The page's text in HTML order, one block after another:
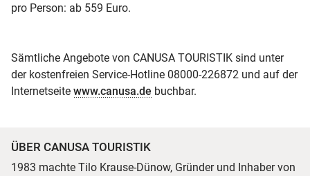
pro Person: ab 559 Euro.
Sämtliche Angebote von CANUSA TOURISTIK sind unter
der kostenfreien Service-Hotline 08000-226872 und auf der
Internetseite www.canusa.de buchbar.
ÜBER CANUSA TOURISTIK
1983 machte Tilo Krause-Dünow, Gründer und Inhaber von